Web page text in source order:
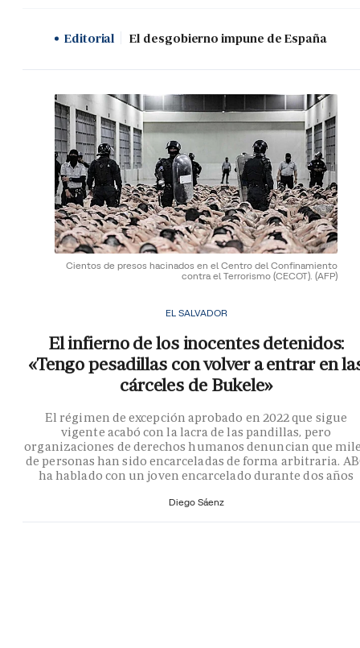
Editorial El desgobierno impune de España
Cientos de presos hacinados en el Centro del Confinamiento
contra el Terrorismo (CECOT). (AFP)
EL SALVADOR
El infierno de los inocentes detenidos:
«Tengo pesadillas con volver a entrar en
cárceles de Bukele»
El régimen de excepción aprobado en 2022 que sigue
vigente acabó con la lacra de las pandillas, pero
organizaciones de derechos humanos denuncian que
de personas han sido encarceladas de forma arbitraria.
ha hablado con un joven encarcelado durante dos años
Diego Sáenz